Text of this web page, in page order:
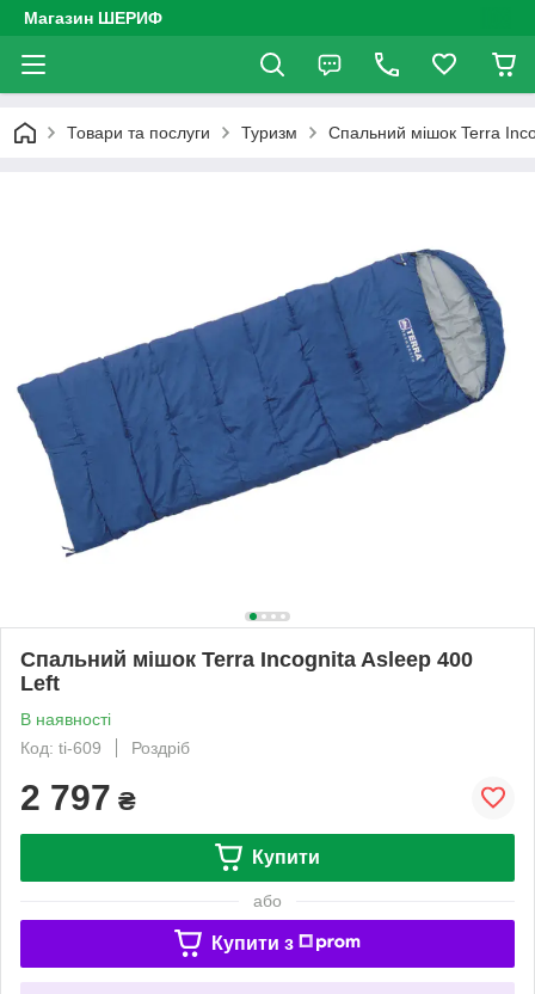
Магазин ШЕРИФ
Товари та послуги Туризм Спальний мішок Terra
Спальний мішок Terra Incognita Asleep 400
Left
В наявності
Код: ti-609
Роздріб
2 797 ₴
Купити
або
Купити з